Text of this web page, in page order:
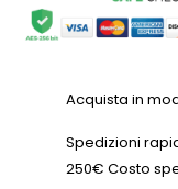
Acquista in
Spedizioni
250€ Costo